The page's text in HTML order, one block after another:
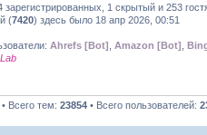
зарегистрированных, 1 скрытый и 253
(7420) здесь было 18 апр 2026, 00:51
Ahrefs [Bot] Amazon [Bot]
• Всего тем: 23854 • Всего пользователей: